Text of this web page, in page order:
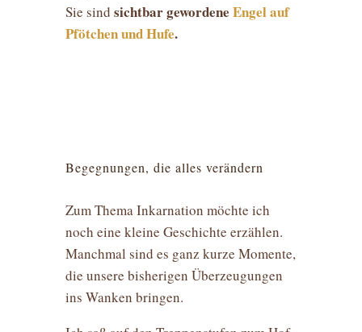
Sie sind sichtbar gewordene Engel auf
Pfötchen und Hufe.
Begegnungen, die alles verändern
Zum Thema Inkarnation möchte ich
noch eine kleine Geschichte erzählen.
Manchmal sind es ganz kurze Momente,
die unsere bisherigen Überzeugungen
ins Wanken bringen.